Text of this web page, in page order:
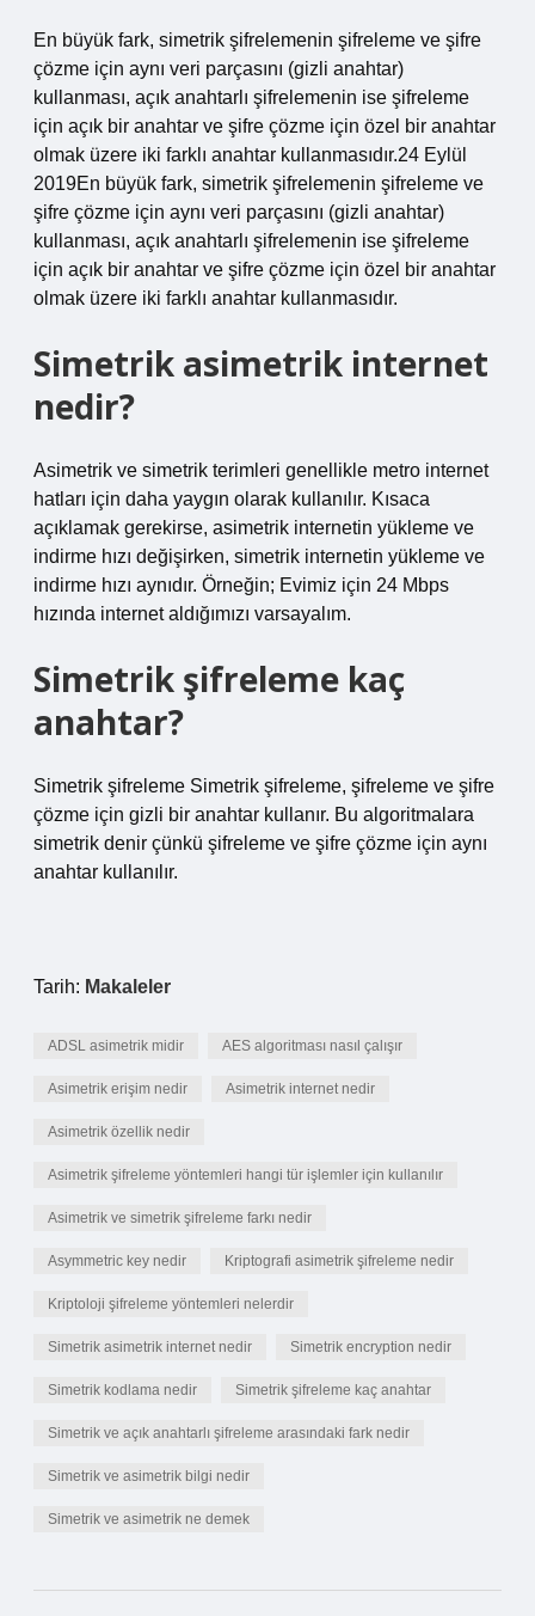
En büyük fark, simetrik şifrelemenin şifreleme ve şifre
çözme için aynı veri parçasını (gizli anahtar)
kullanması, açık anahtarlı şifrelemenin ise şifreleme
için açık bir anahtar ve şifre çözme için özel bir anahtar
olmak üzere iki farklı anahtar kullanmasıdır.24 Eylül
2019En büyük fark, simetrik şifrelemenin şifreleme ve
şifre çözme için aynı veri parçasını (gizli anahtar)
kullanması, açık anahtarlı şifrelemenin ise şifreleme
için açık bir anahtar ve şifre çözme için özel bir anahtar
olmak üzere iki farklı anahtar kullanmasıdır.
Simetrik asimetrik internet
nedir?
Asimetrik ve simetrik terimleri genellikle metro internet
hatları için daha yaygın olarak kullanılır. Kısaca
açıklamak gerekirse, asimetrik internetin yükleme ve
indirme hızı değişirken, simetrik internetin yükleme ve
indirme hızı aynıdır. Örneğin; Evimiz için 24 Mbps
hızında internet aldığımızı varsayalım.
Simetrik şifreleme kaç
anahtar?
Simetrik şifreleme Simetrik şifreleme, şifreleme ve şifre
çözme için gizli bir anahtar kullanır. Bu algoritmalara
simetrik denir çünkü şifreleme ve şifre çözme için aynı
anahtar kullanılır.
Tarih: Makaleler
ADSL asimetrik midir AES algoritması nasıl çalışır
Asimetrik erişim nedir Asimetrik internet nedir
Asimetrik özellik nedir
Asimetrik şifreleme yöntemleri hangi tür işlemler için kullanılır
Asimetrik ve simetrik şifreleme farkı nedir
Asymmetric key nedir Kriptografi asimetrik şifreleme nedir
Kriptoloji şifreleme yöntemleri nelerdir
Simetrik asimetrik internet nedir Simetrik encryption nedir
Simetrik kodlama nedir Simetrik şifreleme kaç anahtar
Simetrik ve açık anahtarlı şifreleme arasındaki fark nedir
Simetrik ve asimetrik bilgi nedir
Simetrik ve asimetrik ne demek